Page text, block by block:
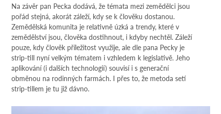
Na závěr pan Pecka dodává, že témata mezi zemědělci jsou
pořád stejná, akorát záleží, kdy se k člověku dostanou.
Zemědělská komunita je relativně úzká a trendy, které v
zemědělství jsou, člověka dostihnout, i kdyby nechtěl. Záleží
pouze, kdy člověk příležitost využije, ale dle pana Pecky je
strip-till nyní velkým tématem i vzhledem k legislativě. Jeho
aplikování (i dalších technologií) souvisí i s generační
obměnou na rodinných farmách. I přes to, že metoda setí
strip-tillem je tu již dávno.